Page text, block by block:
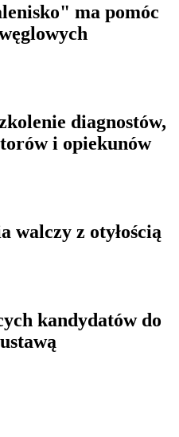
ma pomóc
diagnostów,
i opiekunów
walczy z otyłością
kandydatów do